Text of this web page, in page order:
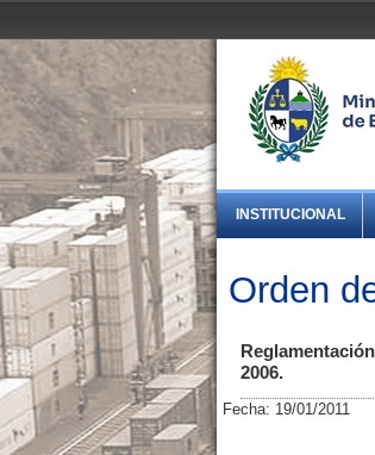
INSTITUCIONAL
Orden
2006.
Fecha: 19/01/2011